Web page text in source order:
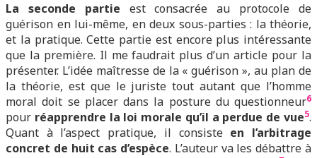
La seconde partie est consacrée au protocole de
guérison en lui-même, en deux sous-parties : la théorie,
et la pratique. Cette partie est encore plus intéressante
que la première. Il me faudrait plus d’un article pour la
présenter. L’idée maîtresse de la « guérison », au plan de
la théorie, est que le juriste tout autant que l’homme
moral doit se placer dans la posture du questionneur6
pour réapprendre la loi morale qu’il a perdue de vue5.
Quant à l’aspect pratique, il consiste en l’arbitrage
concret de huit cas d’espèce. L’auteur va les débattre à